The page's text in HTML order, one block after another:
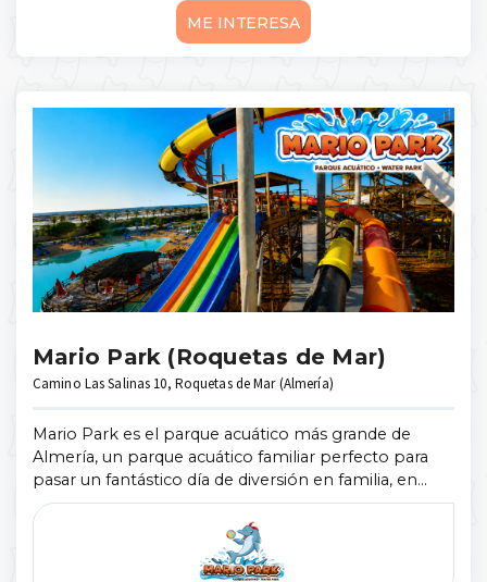
ME INTERESA
Mario Park (Roquetas de Mar)
Camino Las Salinas 10, Roquetas de Mar (Almería)
Mario Park es el parque acuático más grande de
Almería, un parque acuático familiar perfecto para
pasar un fantástico día de diversión en familia, en
pareja o con tus amigos, con más de 45.000m2 de
superficie, amplias zonas verdes ...